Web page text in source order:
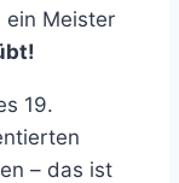
ein Meister
19.
– das ist